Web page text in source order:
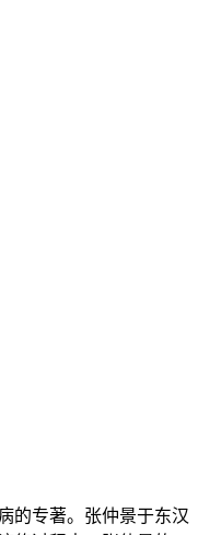
的专著。张仲景于东汉